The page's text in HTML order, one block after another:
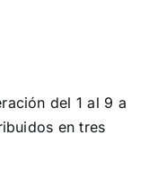
del 1 al 9 a
en tres